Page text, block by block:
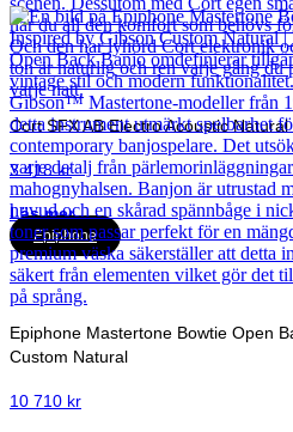
Cort SFX AB Electro Acoustic
3 418kr
Läs mer
Epiphone
Epiphone Mastertone Bowtie Open
Custom Natural
10 710 kr